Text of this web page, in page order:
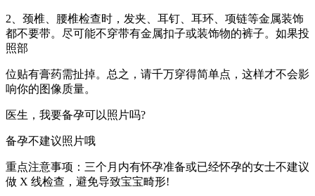
2、颈椎、腰椎检查时，发夹、耳钉、耳环、项链等金属装饰
都不要带。尽可能不穿带有金属扣子或装饰物的裤子。如果投
照部
位贴有膏药需扯掉。总之，请千万穿得简单点，这样才不会影
响你的图像质量。
医生，我要备孕可以照片吗?
备孕不建议照片哦
重点注意事项：三个月内有怀孕准备或已经怀孕的女士不建议
做 X 线检查，避免导致宝宝畸形!